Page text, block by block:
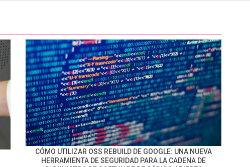
CÓMO UTILIZAR OSS REBUILD DE GOOGLE: UNA NUEVA
HERRAMIENTA DE SEGURIDAD PARA LA CADENA DE